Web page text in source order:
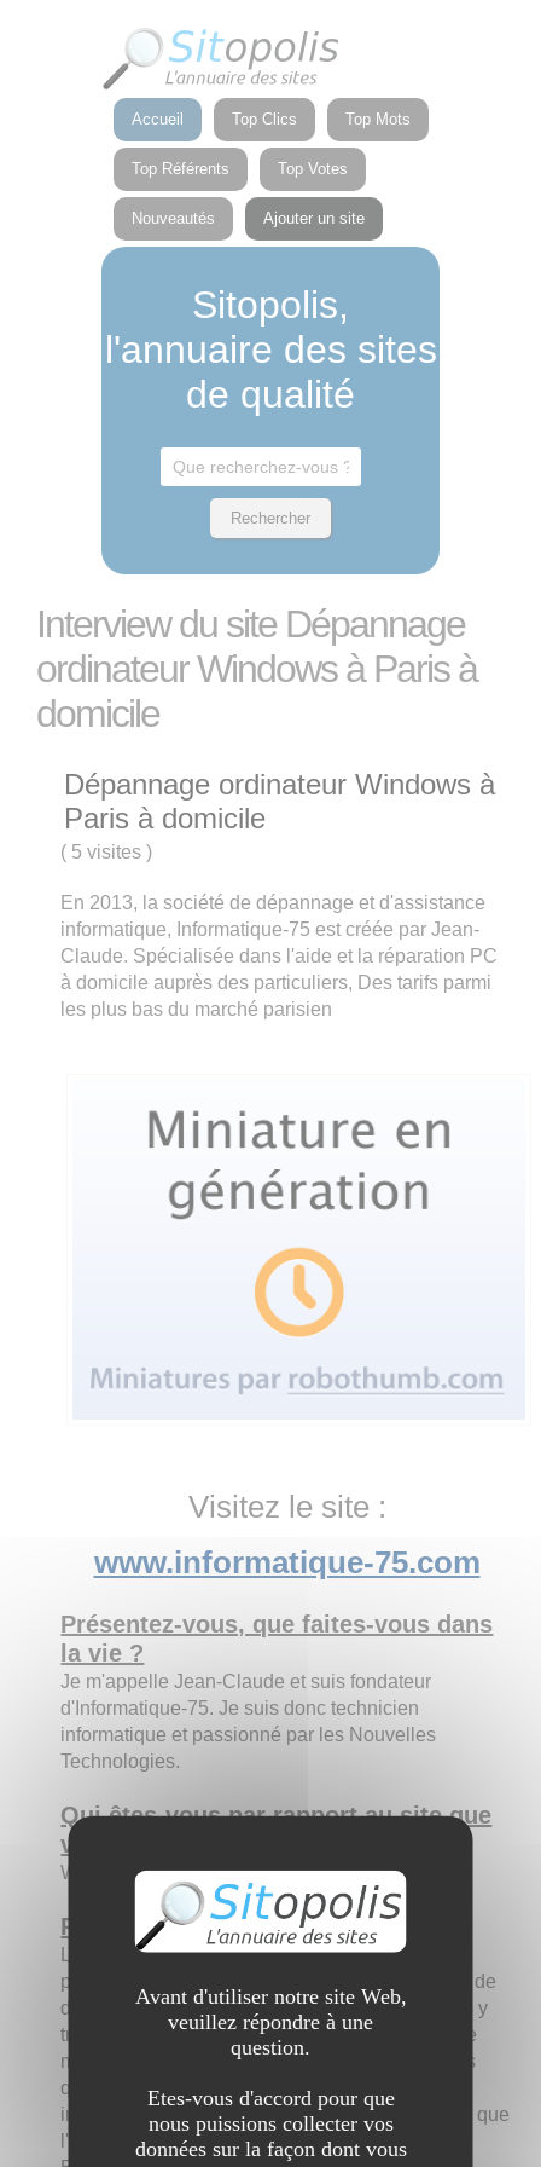
Accueil Top Clics Top Mots
Top Référents Top Votes
Nouveautés Ajouter un site
Sitopolis,
l'annuaire des sites
de qualité
Interview du site Dépannage
ordinateur Windows à Paris à
domicile
Dépannage ordinateur Windows à
Paris à domicile
( 5 visites)
En 2013, la société de dépannage et d'assistance
informatique, Informatique-75 est créée par Jean-
Claude. Spécialisée dans l'aide et la réparation PC
à domicile auprès des particuliers, Des tarifs parmi
les plus bas du marché parisien
Visitez le site :
www.informatique-75.com
Présentez-vous, que faites-vous dans
la vie ?
Je m'appelle Jean-Claude et suis fondateur
d'Informatique-75. Je suis donc technicien
informatique et passionné par les Nouvelles
Technologies.
Qui êtes-vous par rapport au site que
vous allez nous présenter ?
Webmaster d'informatique-75.com
Présentez le site aux internautes :
Le site Informatique-75 présente les services
proposés par la société. Il détaille les conditions de
dépannage informatique au tarif de 50€ ttc. Vous y
trouverez également les diverses installations de
matériels possible. En effet, la société ne fait pas
que de la réparation de PC ! Vous pourrez faire
installer PC ou imprimante et Box. Vous y verrez que
l'installation peut-être faite en Wi-Fi ou par câble
Avant d'utiliser notre site Web,
veuillez répondre à une
question.
Etes-vous d'accord pour que
nous puissions collecter vos
données sur la façon dont vous